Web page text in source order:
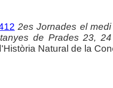
2es Jornades el
de Prades 23,
Natural de la